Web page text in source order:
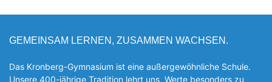
GEMEINSAM LERNEN, ZUSAMMEN WACHSEN.
Das Kronberg-Gymnasium ist eine außergewöhnliche Schule.
Unsere 400-jährige Tradition lehrt uns, Werte besonders zu